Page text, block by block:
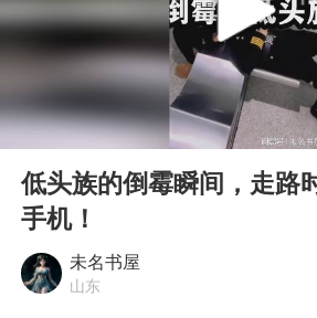
情侣平潭拍
老挝国会主席
Play
00:00
低头族的倒霉瞬间，走路
手机！
未名书屋
山东